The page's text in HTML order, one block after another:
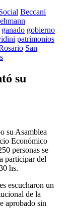
Beccani
ganado gobierno
patrimonios
San
su
su Asamblea
Económico
personas se
participar del
hs.
escucharon un
de la
aprobado sin